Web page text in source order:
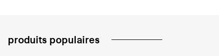
produits populaires